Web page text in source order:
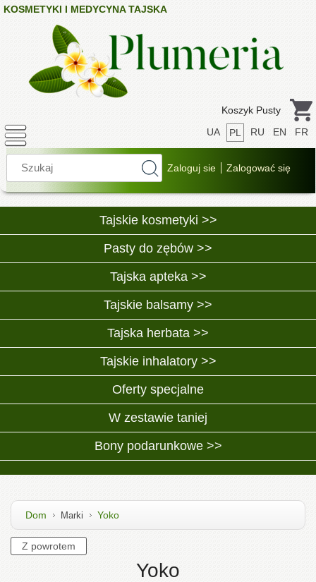
KOSMETYKI I MEDYCYNA TAJSKA
Koszyk Pusty
UA
PL RU EN FR
Tajskie kosmetyki >>
Pasty do zębów >>
Tajska apteka >>
Tajskie balsamy >>
Tajska herbata >>
Tajskie inhalatory >>
Oferty specjalne
W zestawie taniej
Bony podarunkowe >>
Dom Marki Yoko
Yoko